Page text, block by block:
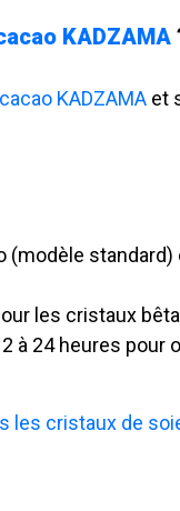
KADZAMA
KADZAMA et
(modèle
les cristaux
à 24 heures pour
les cristaux de